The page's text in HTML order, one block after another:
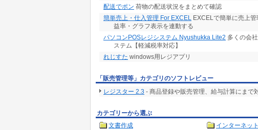
配送でポン 荷物の配送状況をまとめて確認
簡単売上・仕入管理 For EXCEL EXCELで簡単に売上
益率・グラフ表示を連動する
パソコンPOSレジシステム Nyushukka Lite2 多くの会
ステム【軽減税率対応】
れじすた windows用レジアプリ
「販売管理等」カテゴリのソフトレビュー
レジスター 2.3 - 商品登録や販売管理、給与計算にまで
カテゴリーから選ぶ
文書作成
インターネッ